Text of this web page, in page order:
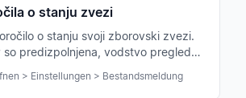
o stanju zvezi
o stanju svoji zborovski zvezi.
so predizpolnjena, vodstvo pregleda
> Einstellungen > Bestandsmeldung